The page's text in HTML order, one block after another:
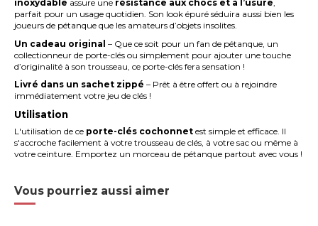
inoxydable assure une résistance aux chocs et à l’usure,
parfait pour un usage quotidien. Son look épuré séduira aussi bien les
joueurs de pétanque que les amateurs d’objets insolites.
Un cadeau original – Que ce soit pour un fan de pétanque, un
collectionneur de porte-clés ou simplement pour ajouter une touche
d’originalité à son trousseau, ce porte-clés fera sensation !
Livré dans un sachet zippé – Prêt à être offert ou à rejoindre
immédiatement votre jeu de clés !
Utilisation
L'utilisation de ce porte-clés cochonnet est simple et efficace. Il
s'accroche facilement à votre trousseau de clés, à votre sac ou même à
votre ceinture. Emportez un morceau de pétanque partout avec vous !
Vous pourriez aussi aimer